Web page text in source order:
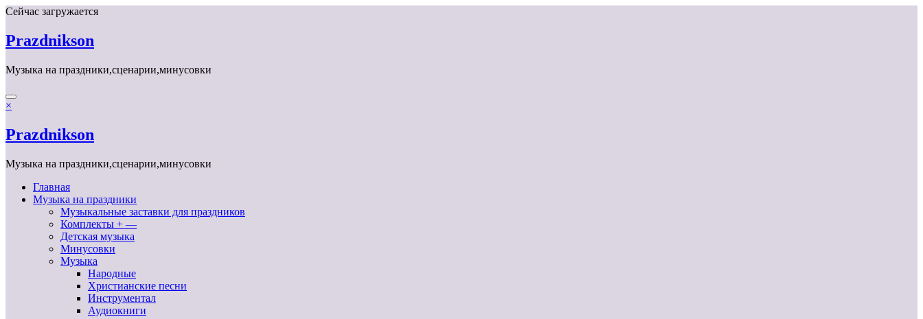
Перейти
содержимому
Сейчас загружается
Prazdnikson
Музыка на праздники,сценарии,минусовки
×
Prazdnikson
Музыка на праздники,сценарии,минусовки
Главная
Музыка на праздники
Музыкальные заставки для праздников
Комплекты + —
Детская музыка
Минусовки
Музыка
Народные
Христианские песни
Инструментал
Аудиокниги